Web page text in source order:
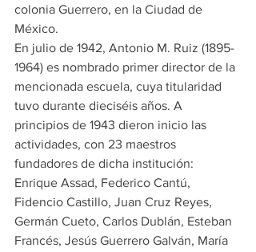
colonia Guerrero, en la Ciudad de
México.
En julio de 1942, Antonio M. Ruiz (1895-
1964) es nombrado primer director de la
mencionada escuela, cuya titularidad
tuvo durante dieciséis años. A
principios de 1943 dieron inicio las
actividades, con 23 maestros
fundadores de dicha institución:
Enrique Assad, Federico Cantú,
Fidencio Castillo, Juan Cruz Reyes,
Germán Cueto, Carlos Dublán, Esteban
Francés, Jesús Guerrero Galván, María